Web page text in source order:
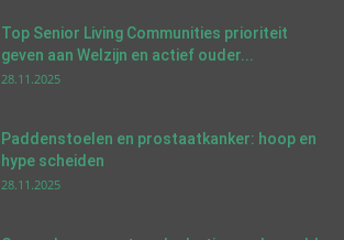
Top Senior Living Communities prioriteit
geven aan Welzijn en actief ouder...
28.11.2025
Paddenstoelen en prostaatkanker: hoop en
hype scheiden
28.11.2025